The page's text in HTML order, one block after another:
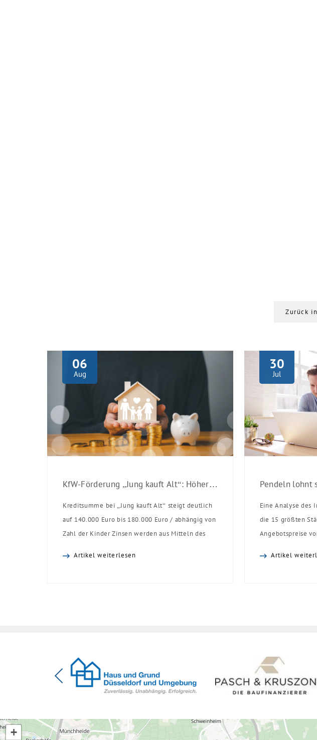
Zurück
06
Aug
KfW-Förderung „Jung kauft Alt“: Höhere Kredite ab August 2026
Kreditsumme bei „Jung kauft Alt“ steigt deutlich
auf 140.000 Euro bis 180.000 Euro / abhängig von
Zahl der Kinder Zinsen werden aus Mitteln des
Artikel weiterlesen
30
Jul
Eine Analyse
die 15 größten
Angebotspreise
Artikel
+